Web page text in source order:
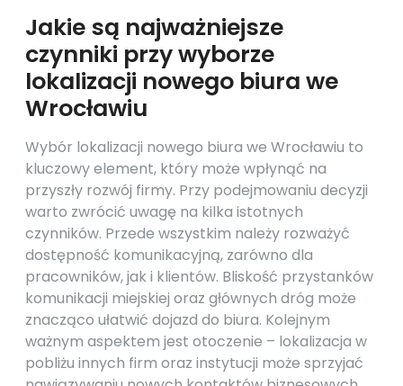
Jakie są najważniejsze
czynniki przy wyborze
lokalizacji nowego biura we
Wrocławiu
Wybór lokalizacji nowego biura we Wrocławiu to
kluczowy element, który może wpłynąć na
przyszły rozwój firmy. Przy podejmowaniu decyzji
warto zwrócić uwagę na kilka istotnych
czynników. Przede wszystkim należy rozważyć
dostępność komunikacyjną, zarówno dla
pracowników, jak i klientów. Bliskość przystanków
komunikacji miejskiej oraz głównych dróg może
znacząco ułatwić dojazd do biura. Kolejnym
ważnym aspektem jest otoczenie – lokalizacja w
pobliżu innych firm oraz instytucji może sprzyjać